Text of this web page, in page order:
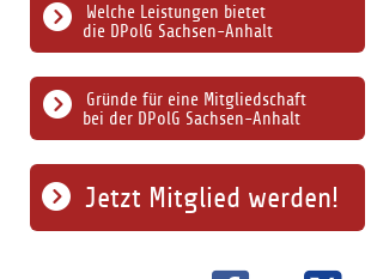
Gründe für eine Mitgliedschaft
bei der DPolG Sachsen-Anhalt
Welche Leistungen bietet
die DPolG Sachsen-Anhalt
Jetzt Mitglied werden!